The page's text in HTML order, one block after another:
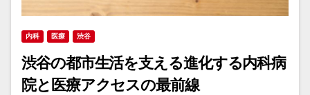
内科 医療 渋谷
渋谷の都市生活を支える進化する内科病
院と医療アクセスの最前線